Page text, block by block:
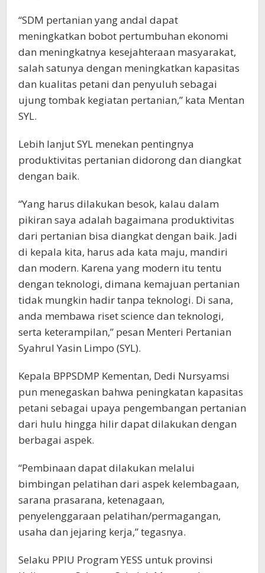
“SDM pertanian yang andal dapat
meningkatkan bobot pertumbuhan ekonomi
dan meningkatnya kesejahteraan masyarakat,
salah satunya dengan meningkatkan kapasitas
dan kualitas petani dan penyuluh sebagai
ujung tombak kegiatan pertanian,” kata Mentan
SYL.
Lebih lanjut SYL menekan pentingnya
produktivitas pertanian didorong dan diangkat
dengan baik.
“Yang harus dilakukan besok, kalau dalam
pikiran saya adalah bagaimana produktivitas
dari pertanian bisa diangkat dengan baik. Jadi
di kepala kita, harus ada kata maju, mandiri
dan modern. Karena yang modern itu tentu
dengan teknologi, dimana kemajuan pertanian
tidak mungkin hadir tanpa teknologi. Di sana,
anda membawa riset science dan teknologi,
serta keterampilan,” pesan Menteri Pertanian
Syahrul Yasin Limpo (SYL).
Kepala BPPSDMP Kementan, Dedi Nursyamsi
pun menegaskan bahwa peningkatan kapasitas
petani sebagai upaya pengembangan pertanian
dari hulu hingga hilir dapat dilakukan dengan
berbagai aspek.
“Pembinaan dapat dilakukan melalui
bimbingan pelatihan dari aspek kelembagaan,
sarana prasarana, ketenagaan,
penyelenggaraan pelatihan/permagangan,
usaha dan jejaring kerja,” tegasnya.
Selaku PPIU Program YESS untuk provinsi